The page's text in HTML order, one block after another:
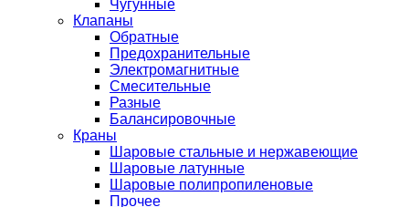
Чугунные
Клапаны
Обратные
Предохранительные
Электромагнитные
Смесительные
Разные
Балансировочные
Краны
Шаровые стальные и нержавеющие
Шаровые латунные
Шаровые полипропиленовые
Прочее